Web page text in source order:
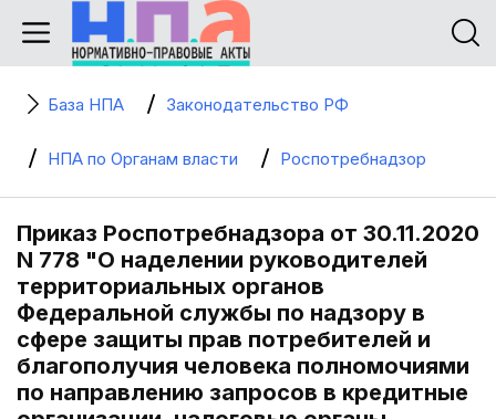
База НПА Законодательство РФ
НПА по Органам власти Роспотребнадзор
Приказ Роспотребнадзора от 30.11.2020
N 778 "О наделении руководителей
территориальных органов
Федеральной службы по надзору в
сфере защиты прав потребителей и
благополучия человека полномочиями
по направлению запросов в кредитные